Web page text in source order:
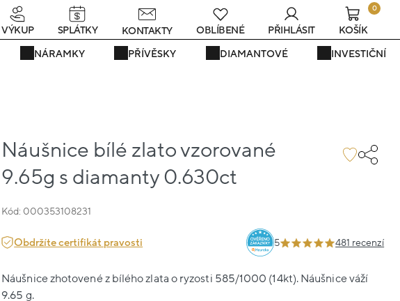
: 12h : 46m : 50s
NÁRAMKY PŘÍVĚSKY DIAMANTOVÉ INVESTIČNÍ
VÝKUP SPLÁTKY KONTAKTY OBLÍBENÉ PŘIHLÁSIT
0
KOŠÍK
Náušnice bílé zlato vzorované
9.65g s diamanty 0.630ct
Kód: 000353108231
Obdržíte certifikát pravosti 5 481 recenzí
Náušnice zhotovené z bílého zlata o ryzosti 585/1000 (14kt). Náušnice váží
9.65 g.